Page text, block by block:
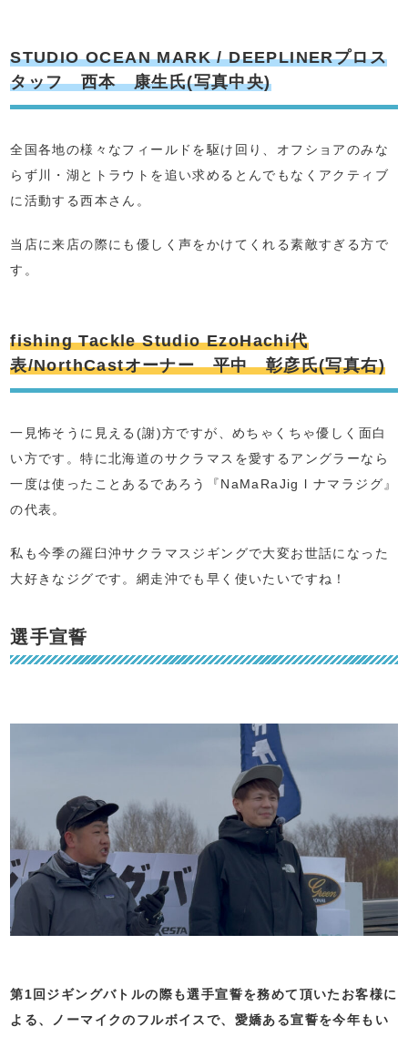
STUDIO OCEAN MARK / DEEPLINERプロス
タッフ 西本 康生氏(写真中央)
全国各地の様々なフィールドを駆け回り、オフショアのみな
らず川・湖とトラウトを追い求めるとんでもなくアクティブ
に活動する西本さん。
当店に来店の際にも優しく声をかけてくれる素敵すぎる方で
す。
fishing Tackle Studio EzoHachi代
表/NorthCastオーナー 平中 彰彦氏(写真右)
一見怖そうに見える(謝)方ですが、めちゃくちゃ優しく面白
い方です。特に北海道のサクラマスを愛するアングラーなら
一度は使ったことあるであろう『NaMaRaJig l ナマラジグ』
の代表。
私も今季の羅臼沖サクラマスジギングで大変お世話になった
大好きなジグです。網走沖でも早く使いたいですね！
選手宣誓
第1回ジギングバトルの際も選手宣誓を務めて頂いたお客様に
よる、ノーマイクのフルボイスで、愛嬌ある宣誓を今年もい